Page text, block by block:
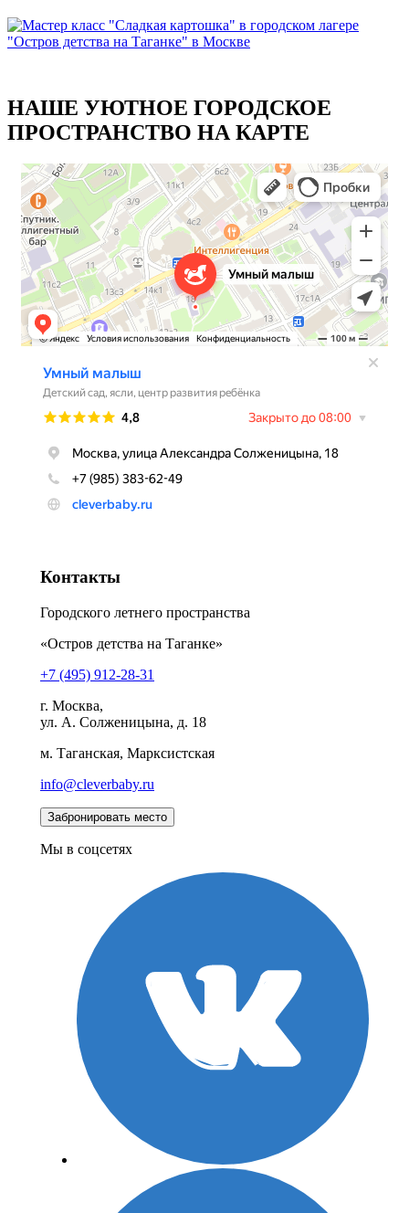
НАШЕ УЮТНОЕ ГОРОДСКОЕ
ПРОСТРАНСТВО НА КАРТЕ
Контакты
Городского летнего пространства
«Остров детства на Таганке»
+7 (495) 912-28-31
г. Москва,
ул. А. Солженицына, д. 18
м. Таганская, Марксистская
info@cleverbaby.ru
Мы в соцсетях